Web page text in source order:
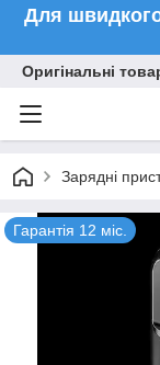
Для
Оригінальні
Зарядні
Гарантія 12 міс.